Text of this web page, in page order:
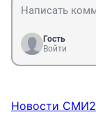
Гость
Войти
Новости СМИ2